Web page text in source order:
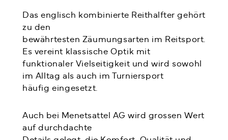
Dasenglisch kombinierte Reithalfter gehört
zu den
bewährtesten Zäumungsarten im Reitsport.
Es vereint klassische Optik mit
funktionaler Vielseitigkeit und wird sowohl
im Alltag als auch im Turniersport
häufig eingesetzt.
Auch bei Menetsattel AG wird grossen Wert
auf durchdachte